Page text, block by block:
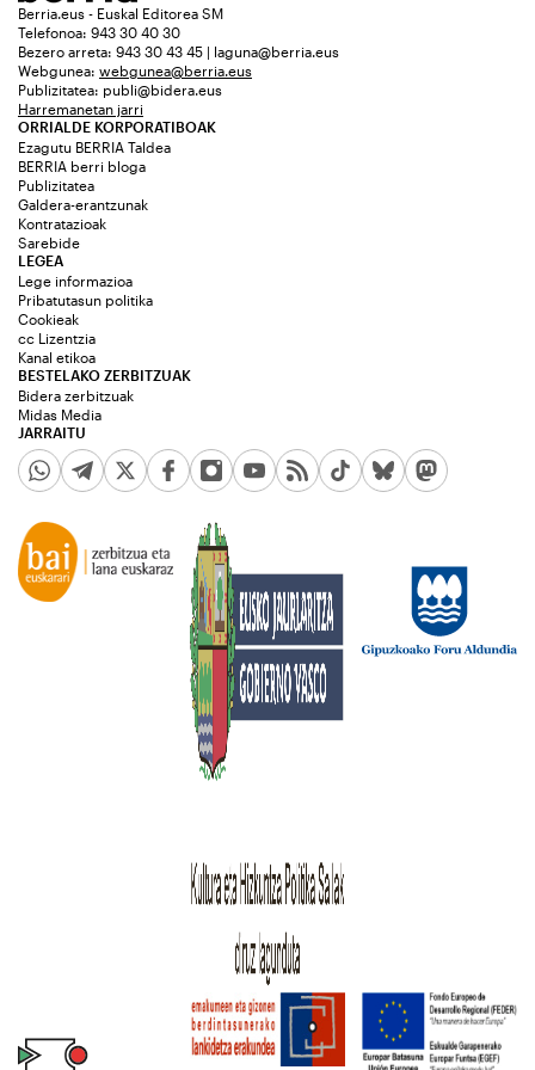
Berria.eus - Euskal Editorea SM
Telefonoa: 943 30 40 30
Bezero arreta: 943 30 43 45 | laguna@berria.eus
Webgunea: webgunea@berria.eus
Publizitatea: publi@bidera.eus
Harremanetan jarri
ORRIALDE KORPORATIBOAK
Ezagutu BERRIA Taldea
BERRIA berri bloga
Publizitatea
Galdera-erantzunak
Kontratazioak
Sarebide
JARRAITU
LEGEA
Lege informazioa
Pribatutasun politika
Cookieak
cc Lizentzia
Kanal etikoa
BESTELAKO ZERBITZUAK
Bidera zerbitzuak
Midas Media